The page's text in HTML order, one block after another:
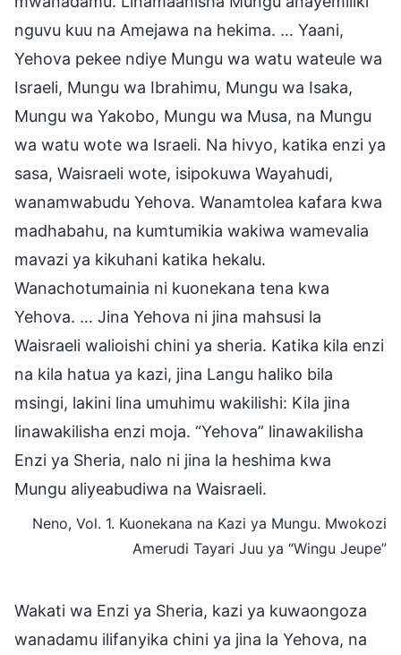
nguvu kuu na Amejawa na hekima. … Yaani,
Yehova pekee ndiye Mungu wa watu wateule wa
Israeli, Mungu wa Ibrahimu, Mungu wa Isaka,
Mungu wa Yakobo, Mungu wa Musa, na Mungu
wa watu wote wa Israeli. Na hivyo, katika enzi ya
sasa, Waisraeli wote, isipokuwa Wayahudi,
wanamwabudu Yehova. Wanamtolea kafara kwa
madhabahu, na kumtumikia wakiwa wamevalia
mavazi ya kikuhani katika hekalu.
Wanachotumainia ni kuonekana tena kwa
Yehova. … Jina Yehova ni jina mahsusi la
Waisraeli walioishi chini ya sheria. Katika kila enzi
na kila hatua ya kazi, jina Langu haliko bila
msingi, lakini lina umuhimu wakilishi: Kila jina
linawakilisha enzi moja. “Yehova” linawakilisha
Enzi ya Sheria, nalo ni jina la heshima kwa
Mungu aliyeabudiwa na Waisraeli.
Neno, Vol. 1. Kuonekana na Kazi ya Mungu. Mwokozi
Amerudi Tayari Juu ya “Wingu Jeupe”
Wakati wa Enzi ya Sheria, kazi ya kuwaongoza
wanadamu ilifanyika chini ya jina la Yehova, na